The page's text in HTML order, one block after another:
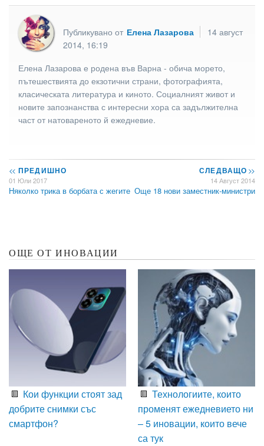
Публикувано от Елена Лазарова
14 август
2014, 16:19
Елена Лазарова е родена във Варна - обича морето,
пътешествията до екзотични страни, фотографията,
класическата литература и киното. Социалният живот и
новите запознанства с интересни хора са задължителна
част от натовареното й ежедневие.
<< ПРЕДИШНО
01 Юли 2017
Няколко трика в борбата с жегите
СЛЕДВАЩО>>
14 Август 2014
Още 18 нови заместник-министри
ОЩЕ ОТ ИНОВАЦИИ
Кои функции стоят зад
добрите снимки със
смартфон?
Технологиите, които
променят ежедневието ни
– 5 иновации, които вече
са тук